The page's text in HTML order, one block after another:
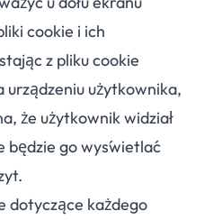
cookie i ich
z pliku cookie
urządzeniu użytkownika,
że użytkownik widział
będzie go wyświetlać
dotyczące każdego